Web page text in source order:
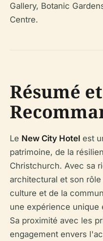
Gallery, Botanic
Centre.
Résumé et
Le New City Hotel est
patrimoine, de la
Christchurch. Avec sa
architectural et son
culture et de la
une expérience unique
Sa proximité avec les
engagement envers